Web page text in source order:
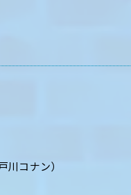
川コナン）